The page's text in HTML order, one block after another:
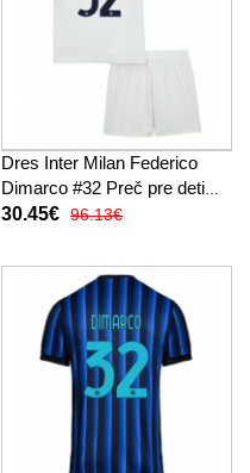
Dres Inter Milan Federico
Dimarco #32 Preč pre deti
2025-26 Krátky Rukáv (+
30.45€ 96.13€